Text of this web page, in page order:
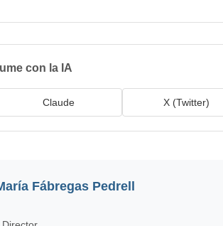
con la IA
Claude X (Twitter)
Fábregas Pedrell